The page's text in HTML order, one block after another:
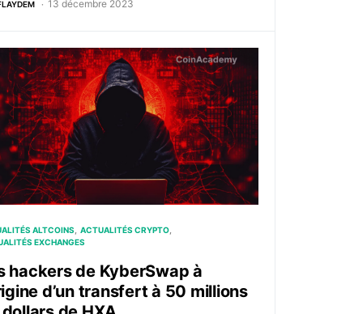
13 décembre 2023
TradFi sur la blockchain
hackers de KyberSwap à l’origine d’un transfert à 50
ALTCOINS
ACTUALITÉS CRYPTO
EXCHANGES
hackers de KyberSwap à
d’un transfert à 50 millions